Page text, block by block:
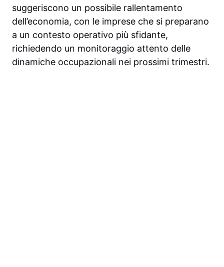
suggeriscono un possibile rallentamento
dell’economia, con le imprese che si preparano
a un contesto operativo più sfidante,
richiedendo un monitoraggio attento delle
dinamiche occupazionali nei prossimi trimestri.